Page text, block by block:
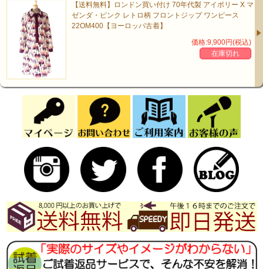
【送料無料】ロンドン買い付け 70年代製 アイボリー X マ
ゼンダ・ピンク レトロ柄 フロントジップ ワンピース
22OM400【ヨーロッパ古着】
価格:9,900円(税込)
在庫切れ